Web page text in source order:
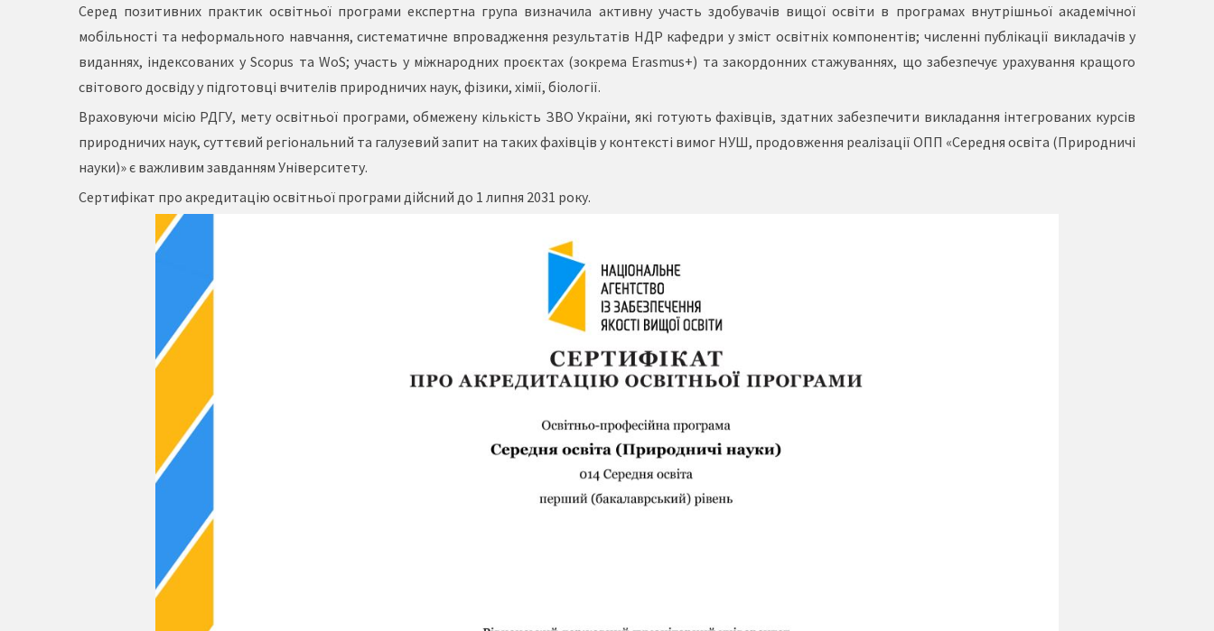
Серед позитивних практик освітньої програми експертна група визначила активну участь здобувачів вищої освіти в програмах внутрішньої академічної
мобільності та неформального навчання, систематичне впровадження результатів НДР кафедри у зміст освітніх компонентів; численні публікації викладачів у
виданнях, індексованих у Scopus та WoS; участь у міжнародних проєктах (зокрема Erasmus+) та закордонних стажуваннях, що забезпечує урахування кращого
світового досвіду у підготовці вчителів природничих наук, фізики, хімії, біології.
Враховуючи місію РДГУ, мету освітньої програми, обмежену кількість ЗВО України, які готують фахівців, здатних забезпечити викладання інтегрованих курсів
природничих наук, суттєвий регіональний та галузевий запит на таких фахівців у контексті вимог НУШ, продовження реалізації ОПП «Середня освіта (Природничі
науки)» є важливим завданням Університету.
Сертифікат про акредитацію освітньої програми дійсний до 1 липня 2031 року.